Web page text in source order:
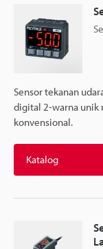
Sensor tekanan
digital 2-warna unik
konvensional.
Katalog